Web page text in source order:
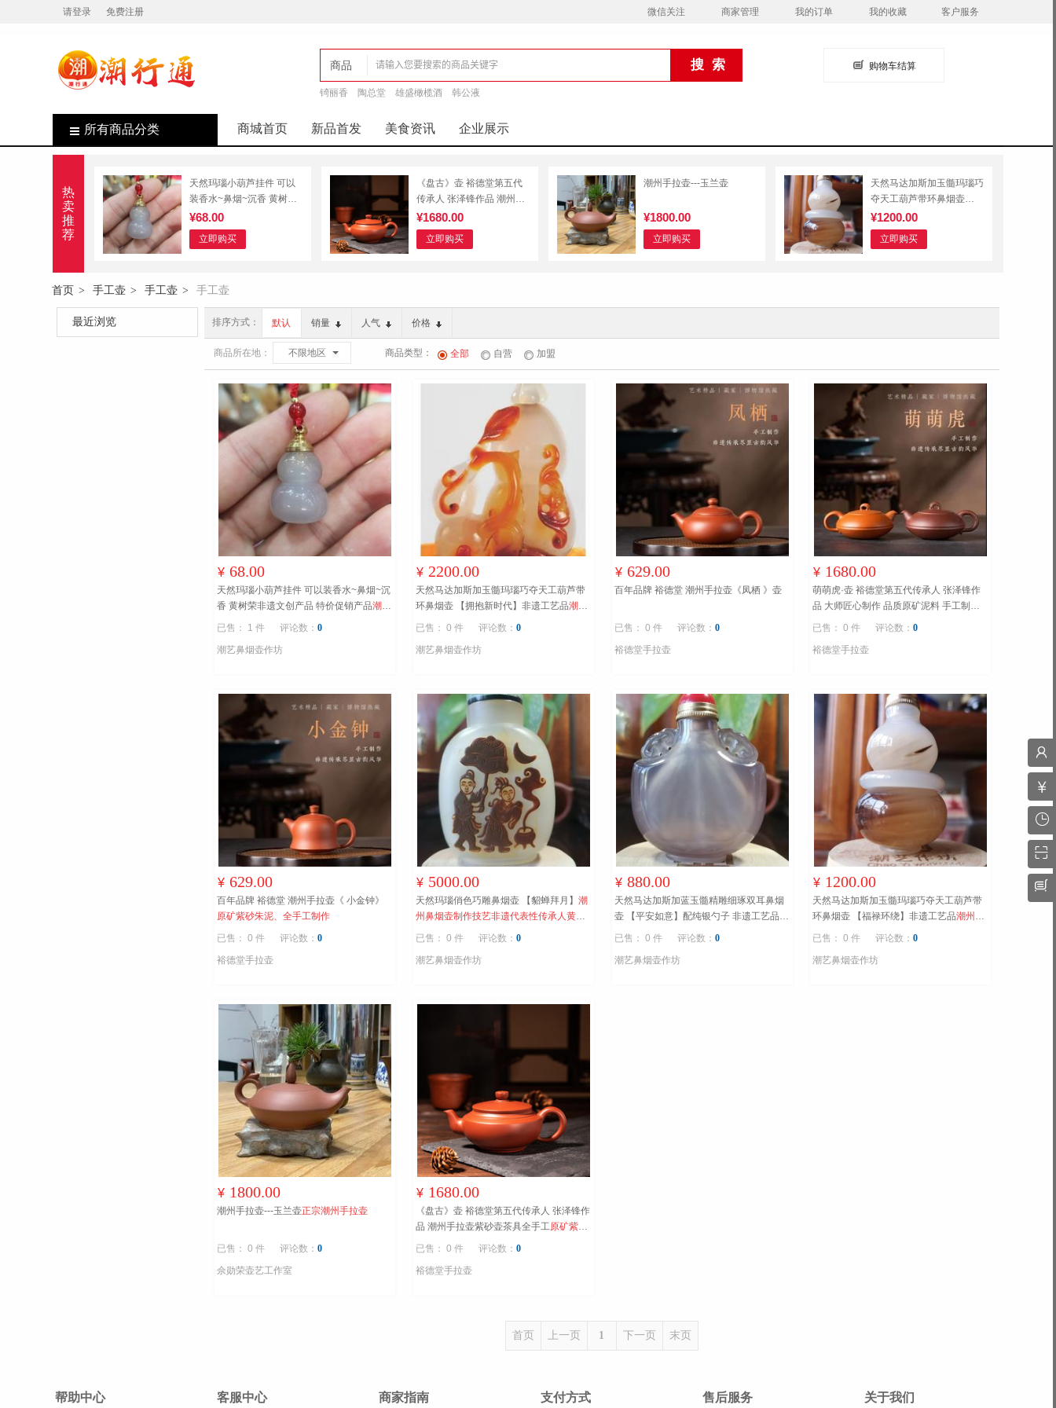
请登录 免费注册 微信关注 商家管理 我的订单 我的收藏 客户服务
商品
店铺
锜丽香 陶总堂 雄盛橄榄酒 韩公液
购物车结算
所有商品分类 商城首页 新品首发 美食资讯 企业展示
热
卖
推
荐
天然玛瑙小葫芦挂件 可以
装香水~鼻烟~沉香 黄树荣
非遗文创产品 特价促销产
品
¥68.00
立即购买
《盘古》壶 裕德堂第五代
传承人 张泽锋作品 潮州手
拉壶紫砂壶茶具全手工
¥1680.00
立即购买
潮州手拉壶---玉兰壶
¥1800.00
立即购买
天然马达加斯加玉髓玛瑙巧
夺天工葫芦带环鼻烟壶
【福禄环绕】非遗工艺品
¥1200.00
立即购买
首页 > 手工壶 > 手工壶 > 手工壶
最近浏览 排序方式： 默认 销量 人气 价格
商品所在地： 不限地区 商品类型： 全部 自营 加盟
¥ 68.00
天然玛瑙小葫芦挂件 可以装香水~鼻烟~沉
香 黄树荣非遗文创产品 特价促销产品潮城
雕琢匠绵树； 艺苑传承花向荣。
已售： 1 件 评论数： 0
潮艺鼻烟壶作坊
¥ 2200.00
天然马达加斯加玉髓玛瑙巧夺天工葫芦带
环鼻烟壶 【拥抱新时代】非遗工艺品潮州
鼻烟壶制作技艺非遗代表性传承人黄树荣
已售： 0 件 评论数： 0
潮艺鼻烟壶作坊
¥ 629.00
百年品牌 裕德堂 潮州手拉壶《凤栖 》壶
已售： 0 件 评论数： 0
裕德堂手拉壶
¥ 1680.00
萌萌虎·壶 裕德堂第五代传承人 张泽锋作
品 大师匠心制作 品质原矿泥料 手工制作
原矿紫砂朱泥、大师匠心制作
已售： 0 件 评论数：0
裕德堂手拉壶
¥ 629.00
百年品牌 裕德堂 潮州手拉壶《 小金钟》
原矿紫砂朱泥、全手工制作
已售： 0 件
评论数： 0
裕德堂手拉壶
¥ 5000.00
天然玛瑙俏色巧雕鼻烟壶 【貂蝉拜月】 潮
州鼻烟壶制作技艺非遗代表性传承人黄树
荣
已售： 0 件 评论数： 0
潮艺鼻烟壶作坊
¥ 880.00
天然马达加斯加蓝玉髓精雕细琢双耳鼻烟
壶 【平安如意】配纯银勺子 非遗工艺品潮
州鼻烟壶制作技艺非遗代表性传承人黄树
已售： 0 件 评论数： 0
潮艺鼻烟壶作坊
¥ 1200.00
天然马达加斯加玉髓玛瑙巧夺天工葫芦带
环鼻烟壶 【福禄环绕】非遗工艺品潮州鼻
烟壶制作技艺非遗代表性传承人黄树荣
已售： 0 件 评论数：0
潮艺鼻烟壶作坊
¥ 1800.00
潮州手拉壶---玉兰壶正宗潮州手拉壶
已售： 0 件 评论数： 0
佘勋荣壶艺工作室
¥ 1680.00
《盘古》壶 裕德堂第五代传承人 张泽锋作
品 潮州手拉壶紫砂壶茶具全手工原矿紫砂
朱泥、大师匠心制作
已售： 0 件 评论数： 0
裕德堂手拉壶
首页 上一页 1 下一页 末页
帮助中心 客服中心 商家指南 支付方式 售后服务 关于我们